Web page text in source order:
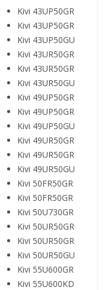
Kivi 43UP50GR
Kivi 43UP50GR
Kivi 43UP50GU
Kivi 43UR50GR
Kivi 43UR50GR
Kivi 43UR50GU
Kivi 49UP50GR
Kivi 49UP50GR
Kivi 49UP50GU
Kivi 49UR50GR
Kivi 49UR50GR
Kivi 49UR50GU
Kivi 50FR50GR
Kivi 50FR50GR
Kivi 50U730GR
Kivi 50UR50GR
Kivi 50UR50GR
Kivi 50UR50GU
Kivi 55U600GR
Kivi 55U600KD